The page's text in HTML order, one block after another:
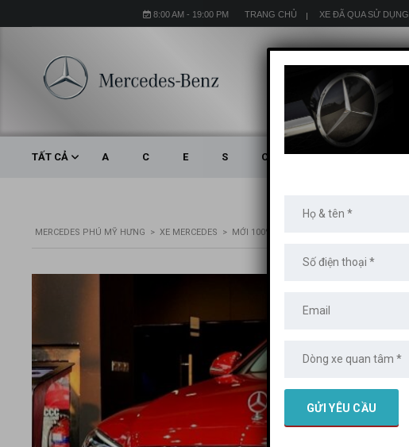
TRANG CHỦ XE ĐÃ QUA SỬ DỤNG
8:00 AM - 19:00 PM
TẤT CẢ A C E S CLA CLS GLA
MERCEDES PHÚ MỸ HƯNG > XE MERCEDES > MỚI 100%